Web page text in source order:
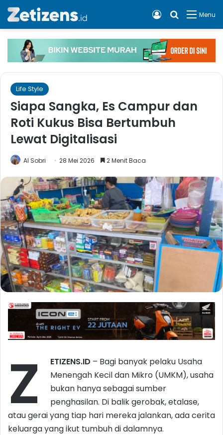
Menu
Cari apa,
Log In
Life Style
Siapa Sangka, Es Campur dan
Roti Kukus Bisa Bertumbuh
Lewat Digitalisasi
Al Sobri 28 Mei 2026 2 Menit Baca
Z ETIZENS.ID – Bagi banyak pelaku Usaha
Menengah Kecil dan Mikro (UMKM), usaha
bukan hanya sebagai sumber
penghasilan. Di balik gerobak, etalase,
atau gerai yang tiap hari mereka jalankan, ada cerita
keluarga yang ikut tumbuh di dalamnya.